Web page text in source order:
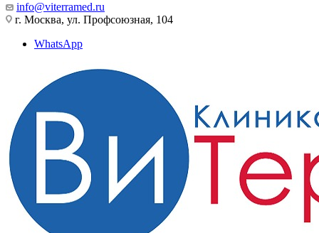
info@viterramed.ru
г. Москва, ул. Профсоюзная, 104
WhatsApp